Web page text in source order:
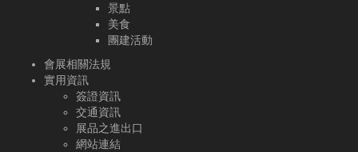
景點
美食
團建活動
會展相關法規
實用資訊
簽證資訊
交通資訊
展品之進出口
網站連結